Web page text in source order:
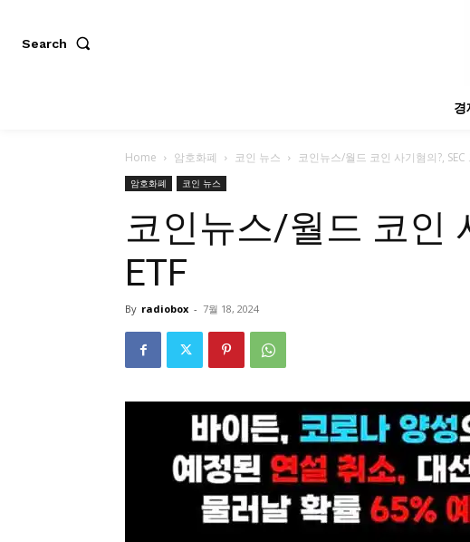
Search
경
Home 암호화폐 코인 뉴스 코인뉴스/월드 코인 사기혐의?,
암호화폐 코인 뉴스
코인뉴스/월드 코인
ETF
By radiobox - 7월 18, 2024